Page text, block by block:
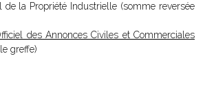
de la Propriété Industrielle (somme reversée
des Annonces Civiles et Commerciales
greffe)